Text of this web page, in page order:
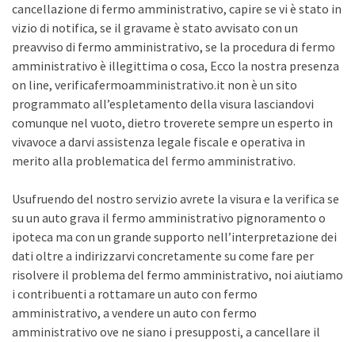
cancellazione di fermo amministrativo, capire se vi è stato in
vizio di notifica, se il gravame è stato avvisato con un
preavviso di fermo amministrativo, se la procedura di fermo
amministrativo è illegittima o cosa, Ecco la nostra presenza
on line, verificafermoamministrativo.it non è un sito
programmato all’espletamento della visura lasciandovi
comunque nel vuoto, dietro troverete sempre un esperto in
vivavoce a darvi assistenza legale fiscale e operativa in
merito alla problematica del fermo amministrativo.
Usufruendo del nostro servizio avrete la visura e la verifica se
su un auto grava il fermo amministrativo pignoramento o
ipoteca ma con un grande supporto nell’interpretazione dei
dati oltre a indirizzarvi concretamente su come fare per
risolvere il problema del fermo amministrativo, noi aiutiamo
i contribuenti a rottamare un auto con fermo
amministrativo, a vendere un auto con fermo
amministrativo ove ne siano i presupposti, a cancellare il